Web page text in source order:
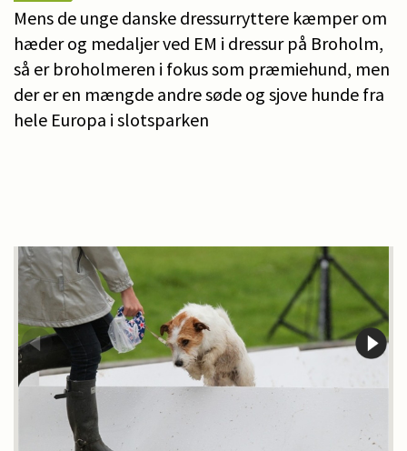
Mens de unge danske dressurryttere kæmper om
hæder og medaljer ved EM i dressur på Broholm,
så er broholmeren i fokus som præmiehund, men
der er en mængde andre søde og sjove hunde fra
hele Europa i slotsparken